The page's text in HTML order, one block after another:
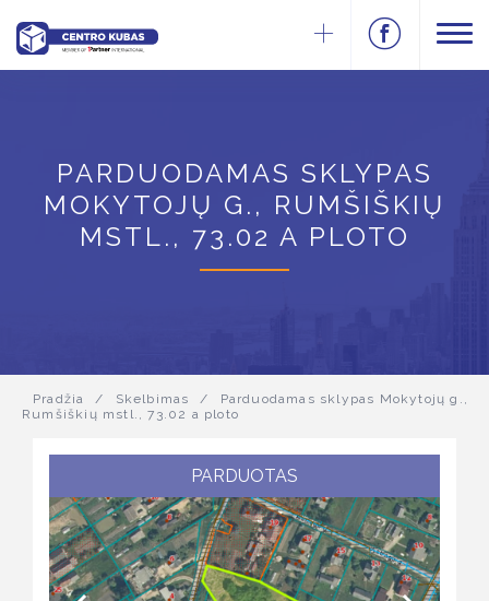
PARDUODAMAS SKLYPAS
MOKYTOJŲ G., RUMŠIŠKIŲ
MSTL., 73.02 A PLOTO
Pradžia / Skelbimas /
Parduodamas sklypas Mokytojų g.,
Rumšiškių mstl., 73.02 a ploto
PARDUOTAS